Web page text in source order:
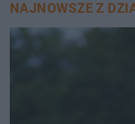
NAJNOWSZE Z